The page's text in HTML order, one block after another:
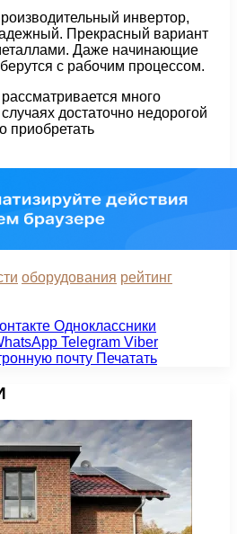
инвертор,
Прекрасный вариант
Даже начинающие
с рабочим процессом.
много
достаточно недорогой
приобретать
оборудования рейтинг
Одноклассники
Telegram Viber
почту Печатать